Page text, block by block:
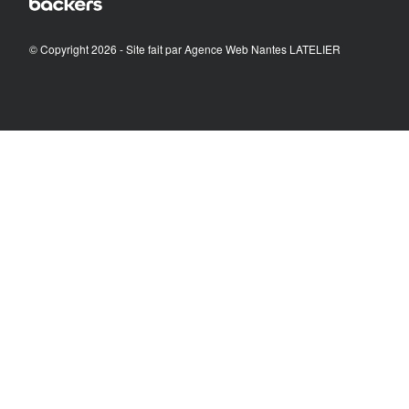
© Copyright 2026 - Site fait parAgence Web Nantes LATELIER